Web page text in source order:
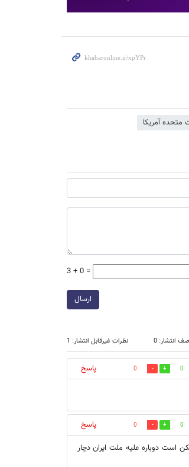
متحده آمریکا
3 + 0 =
ارسال
انتشار: 0 نظرات غیرقابل انتشار: 1
0
0
پاسخ
0
0
پاسخ
است دوباره علیه ملت ایران دچار